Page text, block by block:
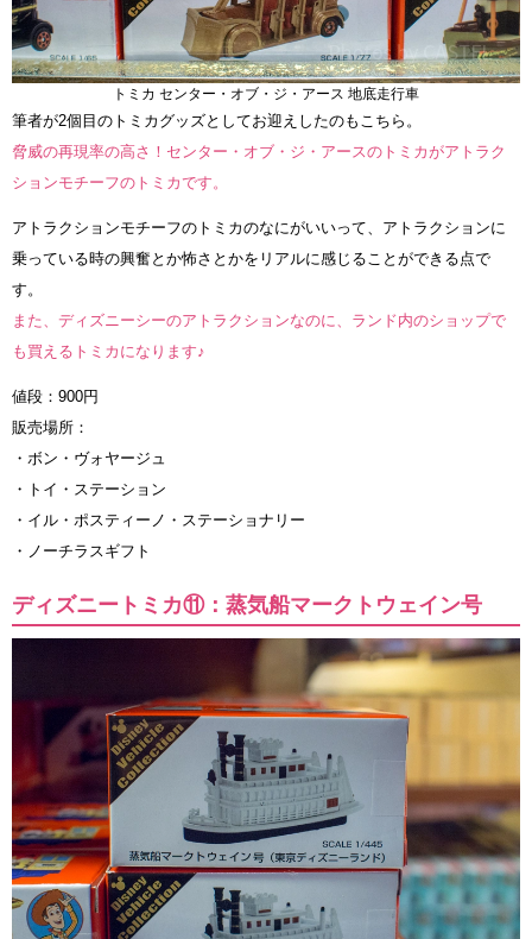
トミカ センター・オブ・ジ・アース 地底走行車
筆者が2個目のトミカグッズとしてお迎えしたのもこちら。
脅威の再現率の高さ！センター・オブ・ジ・アースのトミカがアトラク
ションモチーフのトミカです。
アトラクションモチーフのトミカのなにがいいって、アトラクションに
乗っている時の興奮とか怖さとかをリアルに感じることができる点で
す。
また、ディズニーシーのアトラクションなのに、ランド内のショップで
も買えるトミカになります♪
値段：900円
販売場所：
・ボン・ヴォヤージュ
・トイ・ステーション
・イル・ポスティーノ・ステーショナリー
・ノーチラスギフト
ディズニートミカ⑪：蒸気船マークトウェイン号